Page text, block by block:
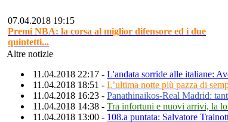
07.04.2018 19:15
Premi NBA: la corsa al miglior difensore ed i due
quintetti...
Altre notizie
11.04.2018 22:17 - L'andata sorride alle italiane:
11.04.2018 18:51 - L’ultima notte più pazza di
11.04.2018 16:23 - Panathinaikos-Real Madrid:
11.04.2018 14:38 - Tra infortuni e nuovi arrivi, la
11.04.2018 13:00 - 108.a puntata: Salvatore